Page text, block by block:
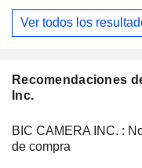
Recomendaciones
Inc.
BIC CAMERA INC. :
de compra
Ver todos los